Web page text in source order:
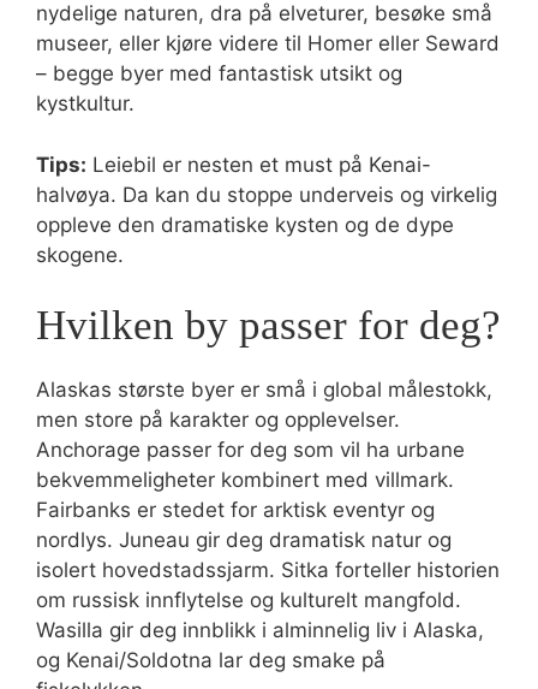
nydelige naturen, dra på elveturer, besøke små
museer, eller kjøre videre til Homer eller Seward
– begge byer med fantastisk utsikt og
kystkultur.
Tips: Leiebil er nesten et must på Kenai-
halvøya. Da kan du stoppe underveis og virkelig
oppleve den dramatiske kysten og de dype
skogene.
Hvilken by passer for deg?
Alaskas største byer er små i global målestokk,
men store på karakter og opplevelser.
Anchorage passer for deg som vil ha urbane
bekvemmeligheter kombinert med villmark.
Fairbanks er stedet for arktisk eventyr og
nordlys. Juneau gir deg dramatisk natur og
isolert hovedstadssjarm. Sitka forteller historien
om russisk innflytelse og kulturelt mangfold.
Wasilla gir deg innblikk i alminnelig liv i Alaska,
og Kenai/Soldotna lar deg smake på